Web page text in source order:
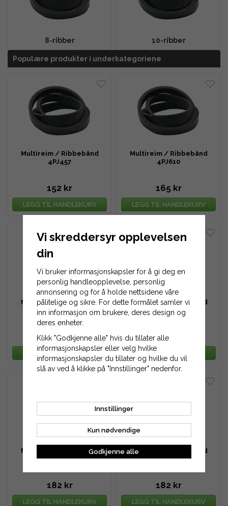
8-ribber 10-ribber
Populære produkter i underkategoriene
Multireim / Ribbebånd
4PJ457
152 kr
LEGG TIL HANDLEKURV
Multireim / Ribbebånd
4PJ610
165 kr
LEGG TIL HANDLEKURV
Multireim / Ribbebånd
4PJ559
160 kr
LEGG TIL HANDLEKURV
Multireim / Ribbebånd
6PJ711
187 kr
LEGG TIL HANDLEKURV
Multireim / Ribbebånd
6PJ640
182 kr
LEGG TIL HANDLEKURV
Multireim / Ribbebånd
8PJ432
182 kr
LEGG TIL HANDLEKURV
Vi skreddersyr opplevelsen
din
Vi bruker informasjonskapsler for å gi deg en
personlig handleopplevelse, personlig
annonsering og for å holde nettsidene våre
pålitelige og sikre. For dette formålet samler vi
inn informasjon om brukere, deres design og
deres enheter.
Klikk "Godkjenne alle" hvis du tillater alle
informasjonskapsler eller velg hvilke
informasjonskapsler du tillater og hvilke du vil
slå av ved å klikke på "Innstillinger" nedenfor.
Innstillinger
Kun nødvendige
Godkjenne alle